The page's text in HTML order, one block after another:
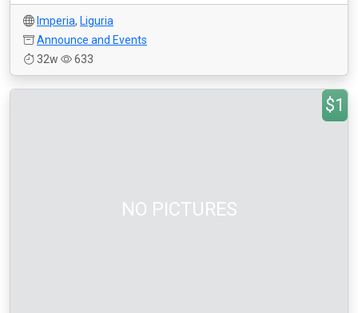
Imperia, Liguria
Announce and Events
32w
633
NO PICTURES
$1